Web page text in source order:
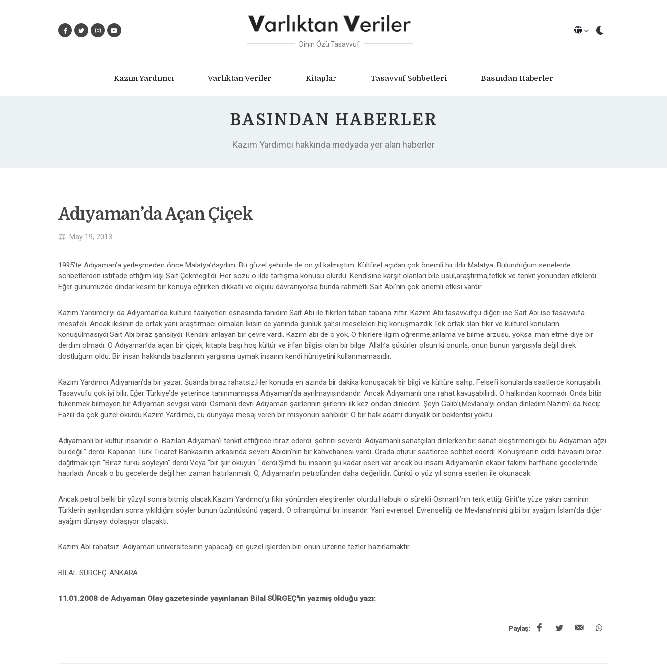
Dinin Özü Tasavvuf
Kazım Yardımcı Varlıktan Veriler Kitaplar Tasavvuf Sohbetleri Basından Haberler
BASINDAN HABERLER
Kazım Yardımcı hakkında medyada yer alan haberler
Adıyaman’da Açan Çiçek
May 19, 2013
1995’te Adıyaman’a yerleşmeden önce Malatya’daydım. Bu güzel şehirde de on yıl kalmıştım. Kültürel açıdan çok önemli bir ildir Malatya. Bulunduğum senelerde
sohbetlerden istifade ettiğim kişi Sait Çekmegil’di. Her sözü o ilde tartışma konusu olurdu. Kendisine karşıt olanları bile usul,araştırma,tetkik ve tenkit yönünden etkilerdi.
Eğer günümüzde dindar kesim bir konuya eğilirken dikkatli ve ölçülü davranıyorsa bunda rahmetli Sait Abi’nin çok önemli etkisi vardır.
Kazım Yardımcı’yı da Adıyaman’da kültüre faaliyetleri esnasında tanıdım.Sait Abi ile fikirleri taban tabana zıttır. Kazım Abi tasavvufçu diğeri ise Sait Abi ise tasavvufa
mesafeli. Ancak ikisinin de ortak yanı araştırmacı olmaları.İkisin de yanında günlük şahsi meseleleri hiç konuşmazdık.Tek ortak alan fikir ve kültürel konuların
konuşulmasıydı.Sait Abi biraz şanslıydı. Kendini anlayan bir çevre vardı. Kazım abi de o yok. O fikirlere ilgim öğrenme,anlama ve bilme arzusu, yoksa iman etme diye bir
derdim olmadı. O Adıyaman’da açan bir çiçek, kitapla başı hoş kültür ve irfan bilgisi olan bir bilge. Allah’a şükürler olsun ki onunla, onun bunun yargısıyla değil direk
dostluğum oldu. Bir insan hakkında bazılarının yargısına uymak insanın kendi hürriyetini kullanmamasıdır.
Kazım Yardımcı Adıyaman’da bir yazar. Şuanda biraz rahatsız.Her konuda en azında bir dakika konuşacak bir bilgi ve kültüre sahip. Felsefi konularda saatlerce konuşabilir.
Tasavvufu çok iyi bilir. Eğer Türkiye’de yeterince tanınmamışsa Adıyaman’da ayrılmayışındandır. Ancak Adıyamanlı ona rahat kavuşabilirdi. O halkından kopmadı. Onda bitip
tükenmek bilmeyen bir Adıyaman sevgisi vardı. Osmanlı devri Adıyaman şairlerinin şiirlerini ilk kez ondan dinledim. Şeyh Galib’i,Mevlana’yı ondan dinledim.Nazım’ı da Necip
Fazılı da çok güzel okurdu.Kazım Yardımcı, bu dünyaya mesaj veren bir misyonun sahibidir. O bir halk adamı dünyalık bir beklentisi yoktu.
Adıyamanlı bir kültür insanıdır o. Bazıları Adıyaman’ı tenkit ettiğinde itiraz ederdi. şehrini severdi. Adıyamanlı sanatçıları dinlerken bir sanat eleştirmeni gibi bu Adıyaman ağzı
bu değil.” derdi. Kapanan Türk Ticaret Bankasının arkasında seveni Abidin’nin bir kahvehanesi vardı. Orada oturur saatlerce sohbet ederdi. Konuşmanın ciddi havasını biraz
dağıtmak için “Biraz türkü söyleyin” derdi.Veya “bir şiir okuyun “ derdi.Şimdi bu insanın şu kadar eseri var ancak bu insanı Adıyaman’ın ekabir takımı harfhane gecelerinde
hatırladı. Ancak o bu gecelerde değil her zaman hatırlanmalı. O, Adıyaman’ın petrolünden daha değerlidir. Çünkü o yüz yıl sonra eserleri ile okunacak.
Ancak petrol belki bir yüzyıl sonra bitmiş olacak.Kazım Yardımcı’yı fikir yönünden eleştirenler olurdu.Halbuki o sürekli Osmanlı’nın terk ettiği Girit’te yüze yakın caminin
Türklerin ayrılışından sonra yıkıldığını söyler bunun üzüntüsünü yaşardı. O cihanşümul bir insandır. Yani evrensel. Evrenselliği de Mevlana’nınki gibi bir ayağım İslam’da diğer
ayağım dünyayı dolaşıyor olacaktı.
Kazım Abi rahatsız. Adıyaman üniversitesinin yapacağı en güzel işlerden biri onun üzerine tezler hazırlamaktır.
BİLAL SÜRGEÇ-ANKARA
11.01.2008 de Adıyaman Olay gazetesinde yayınlanan Bilal SÜRGEÇ''in yazmış olduğu yazı:
Paylaş: